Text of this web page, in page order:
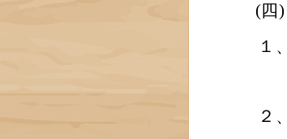
(四)
１、
２、